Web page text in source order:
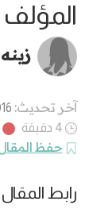
المؤلف
آخر تحديث:
4 دقيقة
حفظ
رابط المقال